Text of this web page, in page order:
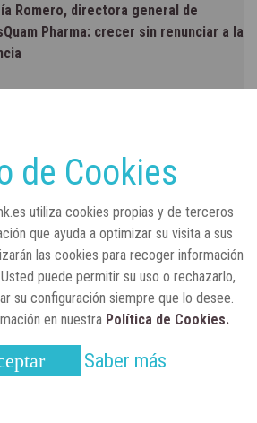
Romero, directora general de
Pharma: crecer sin renunciar a la
impulsa "Razones de Peso" para
la obesidad
BASTIDORES
Academia Nacional de Farmacia: un
actual
de Cookies
utiliza cookies propias y de terceros
que ayuda a optimizar su visita a sus
las cookies para recoger información
puede permitir su uso o rechazarlo,
su configuración siempre que lo desee.
en nuestra Política de Cookies.
Saber más